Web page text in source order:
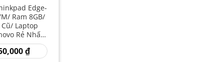
Edge-
Ram 8GB/
Cũ/ Laptop
Rẻ Nhất
₫Giá
hiện